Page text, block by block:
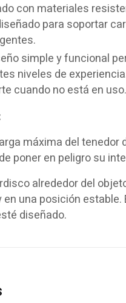
con materiales
para soportar
simple y funcional
niveles de
cuando no está en uso.
máxima del
poner en peligro su
alrededor del
una posición
diseñado.